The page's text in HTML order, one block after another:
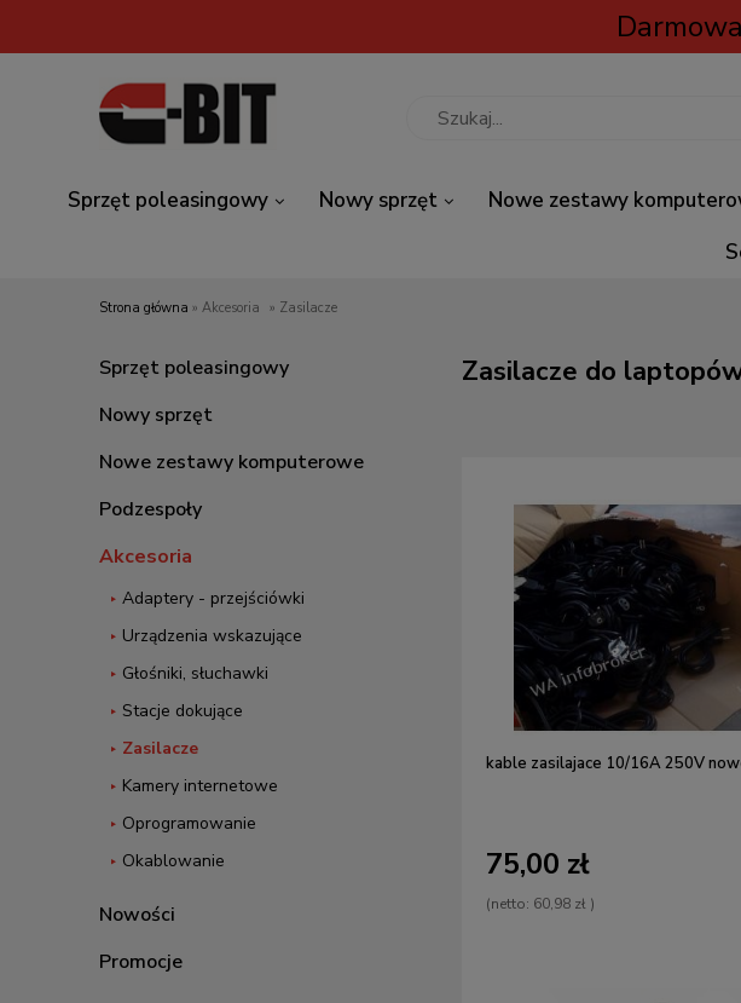
Sprzęt poleasingowy Nowy sprzęt Nowe zestawy
Strona główna » Akcesoria » Zasilacze
Sprzęt poleasingowy
Nowy sprzęt
Nowe zestawy komputerowe
Podzespoły
Akcesoria
Adaptery - przejściówki
Urządzenia wskazujące
Głośniki, słuchawki
Stacje dokujące
Zasilacze
Kamery internetowe
Oprogramowanie
Okablowanie
Nowości
Promocje
Zasilacze do
kable zasilajace 10/16A 250V
75,00 zł
(netto: 60,98 zł )